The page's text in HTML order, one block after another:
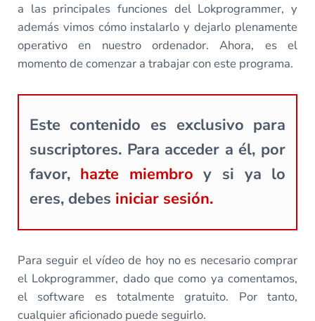
a las principales funciones del Lokprogrammer, y
además vimos cómo instalarlo y dejarlo plenamente
operativo en nuestro ordenador. Ahora, es el
momento de comenzar a trabajar con este programa.
Este contenido es exclusivo para
suscriptores. Para acceder a él, por
favor, hazte miembro y si ya lo
eres, debes iniciar sesión.
Para seguir el vídeo de hoy no es necesario comprar
el Lokprogrammer, dado que como ya comentamos,
el software es totalmente gratuito. Por tanto,
cualquier aficionado puede seguirlo.